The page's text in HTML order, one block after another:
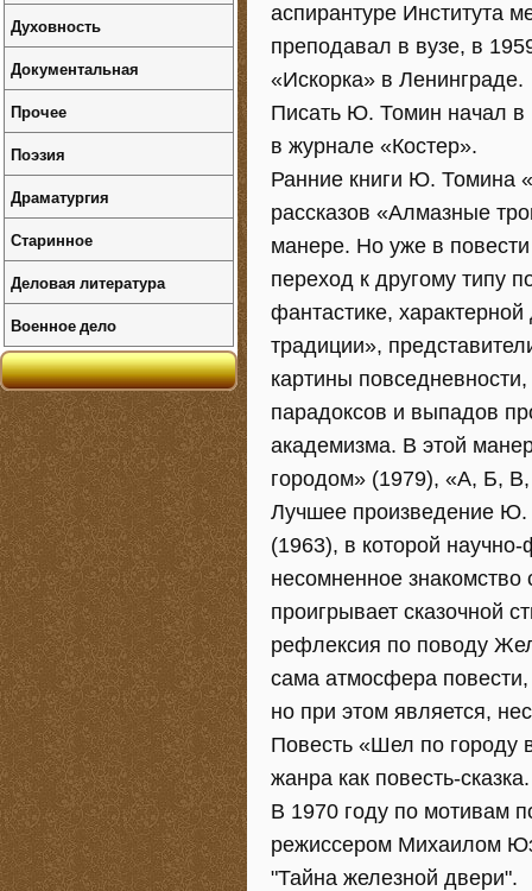
аспирантуре Института
преподавал в вузе, в
«Искорка» в Ленинграде.
Писать Ю. Томин начал в
в журнале «Костер».
Ранние книги Ю. Томина
рассказов «Алмазные
манере. Но уже в
переход к другому типу
фантастике,
традиции»,
картины
парадоксов и выпадов
академизма. В этой
городом» (1979), «А, Б,
Лучшее произведение
(1963), в которой
несомненное
проигрывает сказочной
рефлексия по поводу
сама атмосфера
но при этом является,
Повесть «Шел по городу
жанра как повесть-сказка.
В 1970 году по мотивам
режиссером Михаилом
"Тайна железной двери".
Духовность
Документальная
Прочее
Поэзия
Драматургия
Старинное
Деловая литература
Военное дело